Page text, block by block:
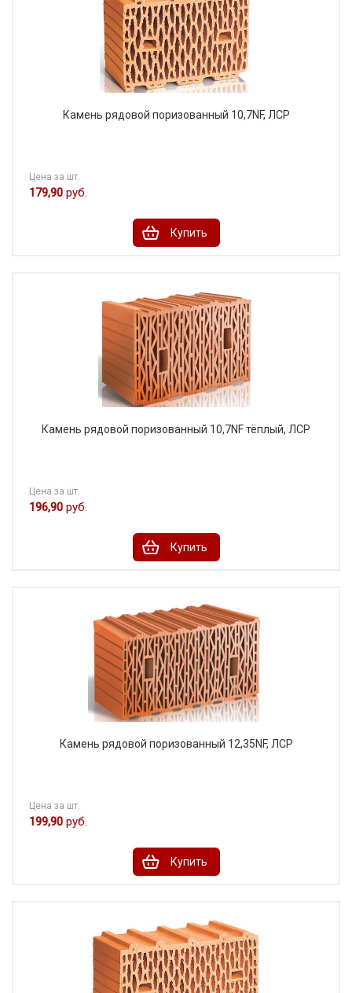
Камень рядовой поризованный 10,7NF, ЛСР
Цена за шт.
179,90 руб.
Купить
Камень рядовой поризованный 10,7NF тёплый, ЛСР
Цена за шт.
196,90 руб.
Купить
Камень рядовой поризованный 12,35NF, ЛСР
Цена за шт.
199,90 руб.
Купить